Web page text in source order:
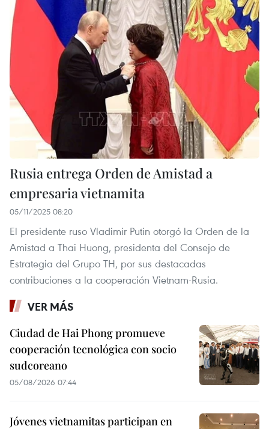
Rusia entrega Orden de Amistad a
empresaria vietnamita
05/11/2025 08:20
El presidente ruso Vladimir Putin otorgó la Orden de la
Amistad a Thai Huong, presidenta del Consejo de
Estrategia del Grupo TH, por sus destacadas
contribuciones a la cooperación Vietnam-Rusia.
VER MÁS
Ciudad de Hai Phong promueve
cooperación tecnológica con socio
sudcoreano
05/08/2026 07:44
Jóvenes vietnamitas participan en